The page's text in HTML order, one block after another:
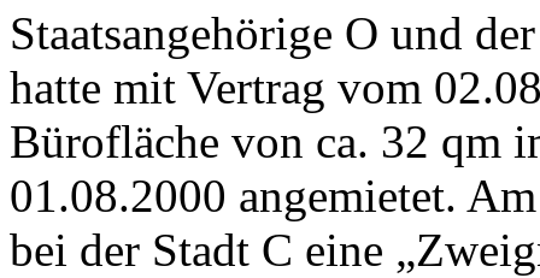
Staatsangehörige O und
hatte mit Vertrag vom
Bürofläche von ca. 32 qm
01.08.2000 angemietet.
bei der Stadt C eine